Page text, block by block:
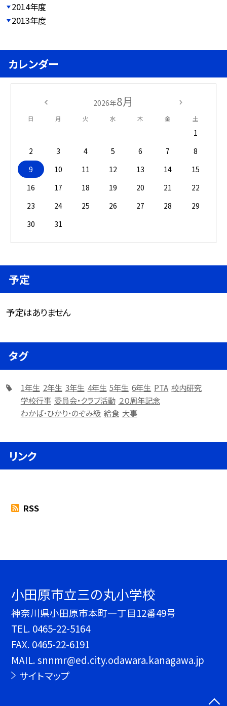
2014年度
2013年度
カレンダー
2026年8月
日 月 火 水 木 金 土
1
2
3 4 5 6 7
8
9
10 11 12 13 14
15
16
17 18 19 20 21
22
23
24 25 26 27 28
29
30
31
予定
予定はありません
タグ
1年生 2年生 3年生 4年生 5年生 6年生 PTA 校内研究
学校行事 委員会・クラブ活動 ２０周年記念
わかば・ひかり・のぞみ級 給食 大事
リンク
RSS
小田原市立三の丸小学校
神奈川県小田原市本町一丁目12番49号
TEL. 0465-22-5164
FAX. 0465-22-6191
MAIL. snnmr@ed.city.odawara.kanagawa.jp
サイトマップ